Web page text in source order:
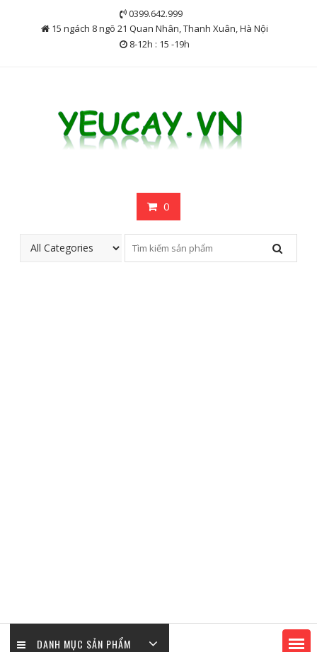
0399.642.999
15 ngách 8 ngõ 21 Quan Nhân, Thanh Xuân, Hà Nội
8-12h : 15 -19h
0
DANH MỤC SẢN PHẨM